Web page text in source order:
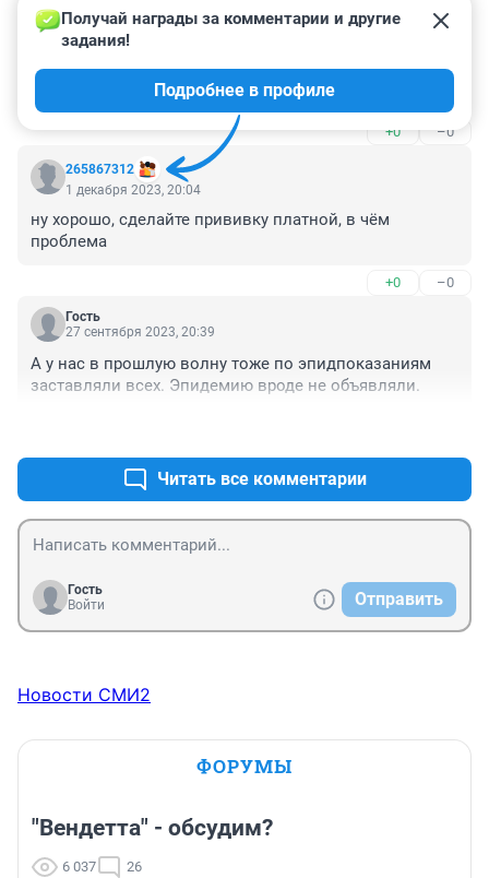
Гость
3 декабря 2023, 15:52
Не переживайте миллиард вам никто не даст а ваши
болячки впереди.Зарекался карась да .....
+0 –0
265867312
Получай награды за комментарии и другие
задания!
Подробнее в профиле
1 декабря 2023, 20:04
ну хорошо, сделайте прививку платной, в чём
проблема
+0 –0
Гость
27 сентября 2023, 20:39
А у нас в прошлую волну тоже по эпидпоказаниям
заставляли всех. Эпидемию вроде не объявляли.
Читать все комментарии
Гость
Войти
Отправить
Новости СМИ2
ФОРУМЫ
"Вендетта" - обсудим?
6 037 26